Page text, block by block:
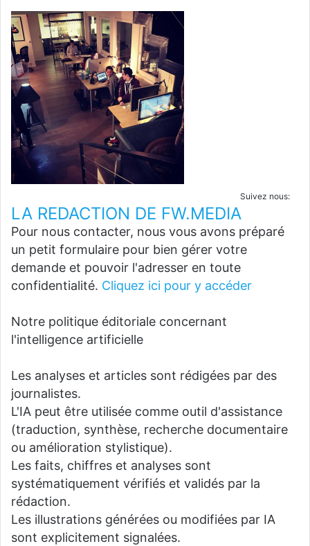
Suivez nous:
LA REDACTION DE FW.MEDIA
Pour nous contacter, nous vous avons préparé
un petit formulaire pour bien gérer votre
demande et pouvoir l'adresser en toute
confidentialité. Cliquez ici pour y accéder
Notre politique éditoriale concernant
l'intelligence artificielle
Les analyses et articles sont rédigées par des
journalistes.
L'IA peut être utilisée comme outil d'assistance
(traduction, synthèse, recherche documentaire
ou amélioration stylistique).
Les faits, chiffres et analyses sont
systématiquement vérifiés et validés par la
rédaction.
Les illustrations générées ou modifiées par IA
sont explicitement signalées.